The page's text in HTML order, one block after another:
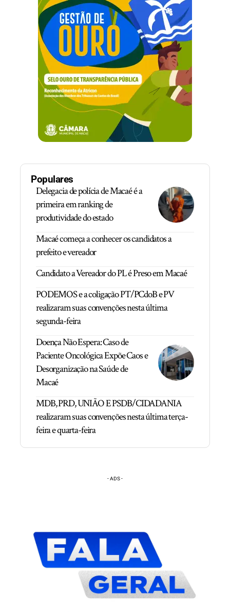
Populares
Delegacia de polícia de Macaé é a
primeira em ranking de
produtividade do estado
Macaé começa a conhecer os candidatos a
prefeito e vereador
Candidato a Vereador do PL é Preso em Macaé
PODEMOS e a coligação PT/PCdoB e PV
realizaram suas convenções nesta última
segunda-feira
Doença Não Espera: Caso de
Paciente Oncológica Expõe Caos e
Desorganização na Saúde de
Macaé
MDB, PRD, UNIÃO E PSDB/CIDADANIA
realizaram suas convenções nesta última terça-
feira e quarta-feira
- ADS -